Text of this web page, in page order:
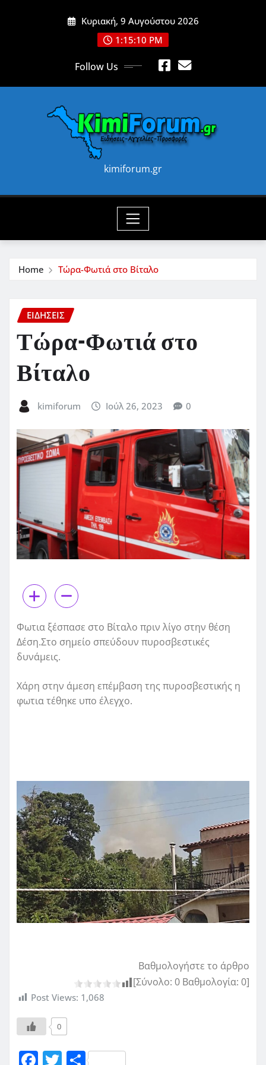
Κυριακή, 9 Αυγούστου 2026
1:15:13 PM
Follow Us
kimiforum.gr
Home Τώρα-Φωτιά στο Βίταλο
ΕΙΔΗΣΕΙΣ
Τώρα-Φωτιά στο
Βίταλο
kimiforum Ιούλ 26, 2023 0
Φωτια ξέσπασε στο Βίταλο πριν λίγο στην θέση
Δέση.Στο σημείο σπεύδουν πυροσβεστικές
δυνάμεις.
Χάρη στην άμεση επέμβαση της πυροσβεστικής η
φωτια τέθηκε υπο έλεγχο.
Βαθμολογήστε το άρθρο
[Σύνολο: 0 Βαθμολογία: 0]
Post Views: 1,068
0